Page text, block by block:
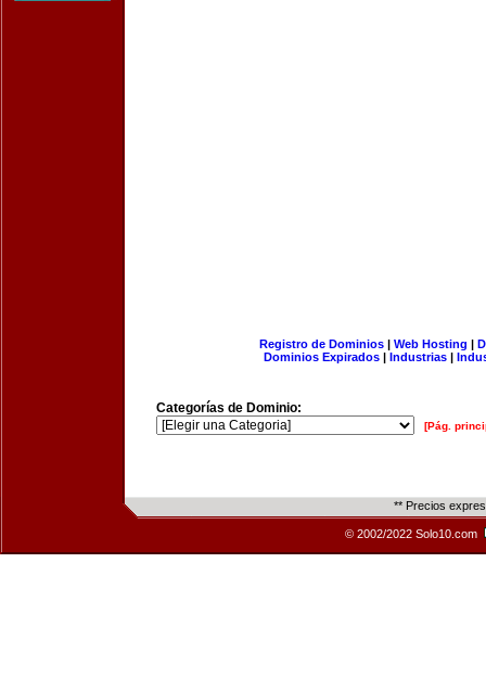
Registro de Dominios| Web Hosting |
Dominios Expirados | Industrias |
Categorías de Dominio:
[Pág.
** Precios
© 2002/2022 Solo10.com